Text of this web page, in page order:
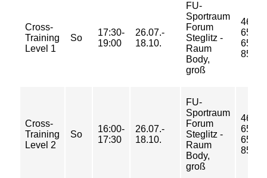
Cross-
Training
Level 1
So
17:30-
19:00
26.07.-
18.10.
FU-
Sportraum
Forum
Steglitz -
Raum
Body,
groß
46/
65/
65/
85 €
Cross-
Training
Level 2
So
16:00-
17:30
26.07.-
18.10.
FU-
Sportraum
Forum
Steglitz -
Raum
Body,
groß
46/
65/
65/
85 €